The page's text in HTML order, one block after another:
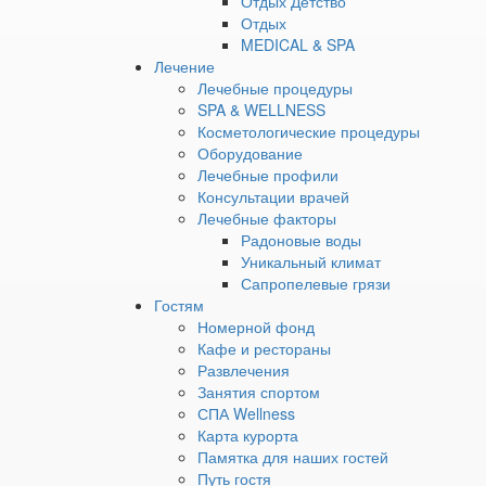
Отдых
MEDICAL & SPA
Лечение
Лечебные процедуры
SPA & WELLNESS
Косметологические процедуры
Оборудование
Лечебные профили
Консультации врачей
Лечебные факторы
Радоновые воды
Уникальный климат
Сапропелевые грязи
Гостям
Номерной фонд
Кафе и рестораны
Развлечения
Занятия спортом
СПА Wellness
Карта курорта
Памятка для наших гостей
Путь гостя
Здоровое
детство
Энергия
Терапевтическая
—
Здоровье
Источник
молодости
Детокс
Репродуктивное
здоровье,
бесплодие,
подготовка
к ЭКО
мозга
СПА-
программы
интересы всех
Урала также не
Не стоит забывать и
веселье с
привычный праздник,
«Увильды»
ВЫГОДОЙ